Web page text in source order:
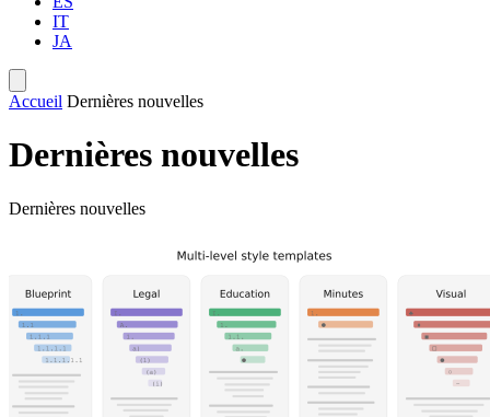
IT
JA
Accueil Dernières nouvelles
Dernières nouvelles
Dernières nouvelles